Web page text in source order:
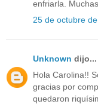
enfriarla.
25 de octubre
Unknown dijo...
Hola Carolina!!
gracias por
quedaron